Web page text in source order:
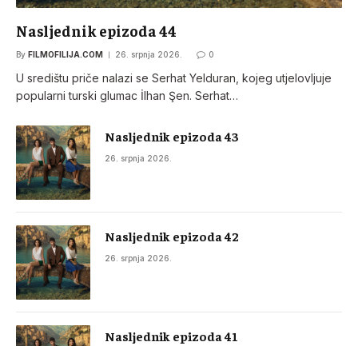
Nasljednik epizoda 44
By FILMOFILIJA.COM 26. srpnja 2026. 0
U središtu priče nalazi se Serhat Yelduran, kojeg utjelovljuje
popularni turski glumac İlhan Şen. Serhat…
Nasljednik epizoda 43
26. srpnja 2026.
Nasljednik epizoda 42
26. srpnja 2026.
Nasljednik epizoda 41